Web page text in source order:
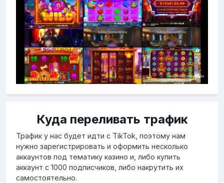
Куда переливать трафик
Трафик у нас будет идти с TikTok, поэтому нам
нужно зарегистрировать и оформить несколько
аккаунтов под тематику казино и, либо купить
аккаунт с 1000 подписчиков, либо накрутить их
самостоятельно.